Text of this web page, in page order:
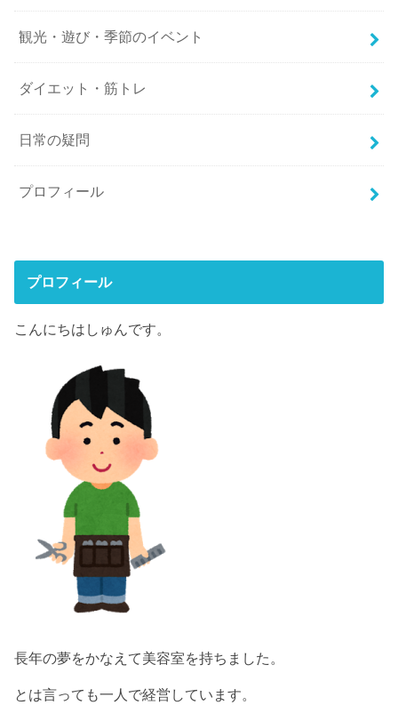
観光・遊び・季節のイベント
ダイエット・筋トレ
日常の疑問
プロフィール
プロフィール
こんにちはしゅんです。
長年の夢をかなえて美容室を持ちました。
とは言っても一人で経営しています。